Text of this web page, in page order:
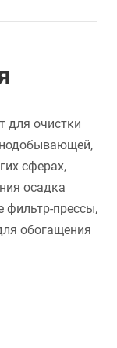
для очистки
сферах,
осадка
фильтр-прессы,
обогащения